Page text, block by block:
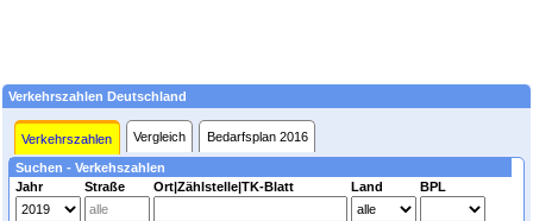
Verkehrszahlen Deutschland
Verkehrszahlen Vergleich Bedarfsplan 2016
Suchen - Verkehszahlen
Jahr
Straße Ort|Zählstelle|TK-Blatt Land BPL